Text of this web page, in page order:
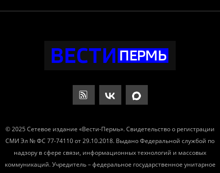
© 2025 Сетевое издание «Вести-Пермь». Свидетельство о регистрации
СМИ Эл № ФС 77-74110 от 29.10.2018. Выдано Федеральной службой по
надзору в сфере связи, информационных технологий и массовых
коммуникаций. Учредитель – федеральное государственное унитарное